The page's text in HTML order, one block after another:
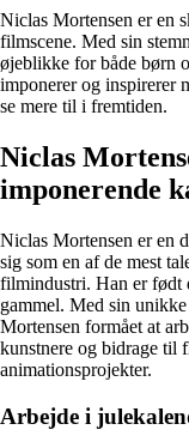
Niclas Mortensen er en
filmscene. Med sin
øjeblikke for både børn
imponerer og inspirerer
se mere til i fremtiden.
Niclas
imponerende
Niclas Mortensen er en
sig som en af de mest
filmindustri. Han er født
gammel. Med sin
Mortensen formået at
kunstnere og bidrage til
animationsprojekter.
Arbejde i